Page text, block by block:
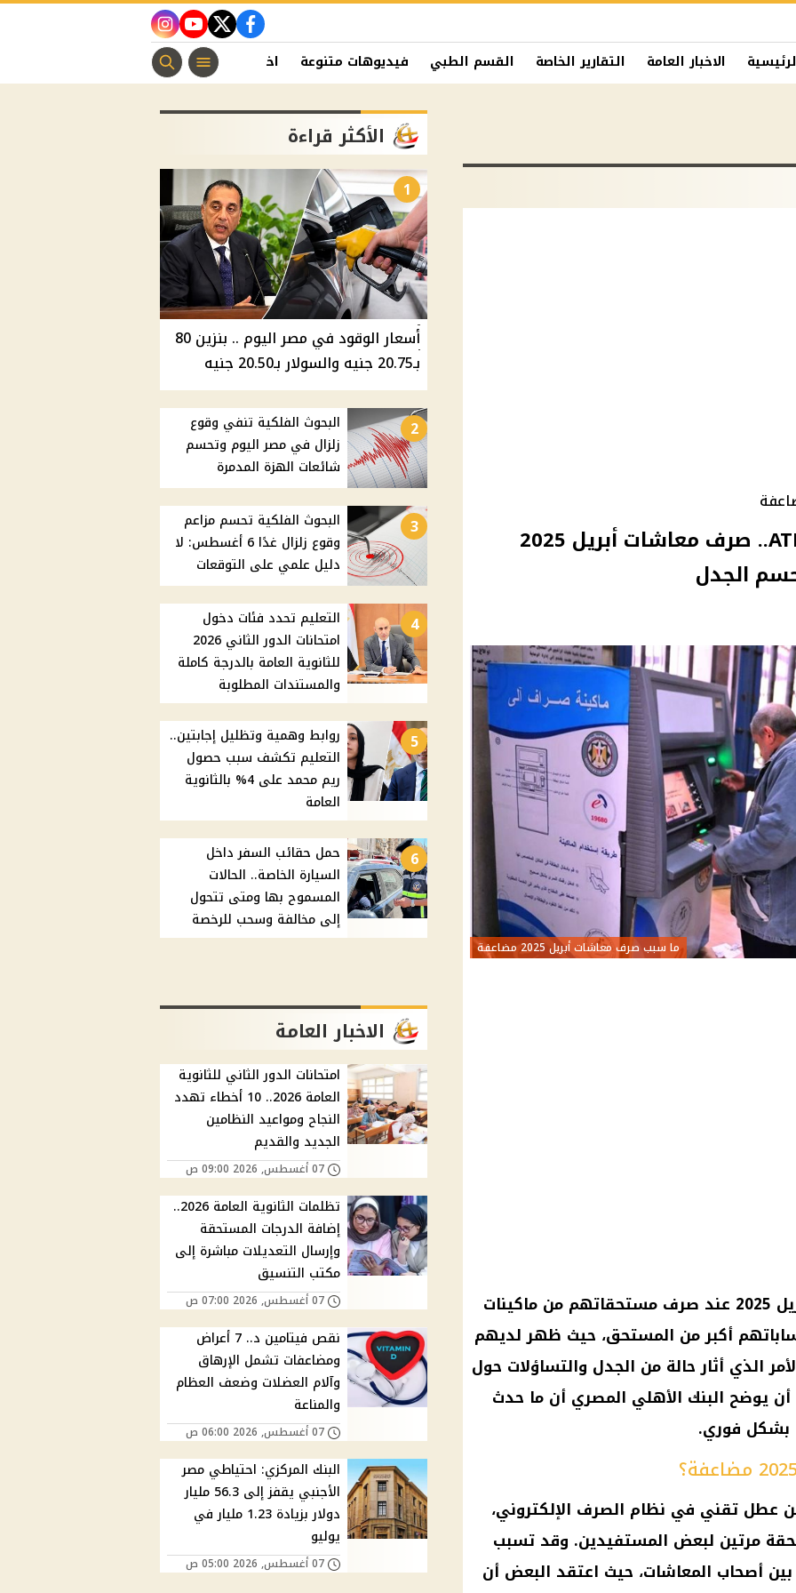
facebook
twitter
youtube
instagram
الاخبار العامة التقارير الخاصة القسم الطبي فيديوهات متنوعة اخبار الفن منوعات مسيحية
مفاجأة أمام ماكينات الـ ATM.. صرف معاشات أبريل 2025
الجدل
ما سبب صرف معاشات أبريل 2025 مضاعفة
عند صرف مستحقاتهم من ماكينات
أكبر من المستحق، حيث ظهر لديهم
الذي أثار حالة من الجدل والتساؤلات حول
أن يوضح البنك الأهلي المصري أن ما حدث
بشكل فوري.
عطل تقني في نظام الصرف الإلكتروني،
مرتين لبعض المستفيدين. وقد تسبب
أصحاب المعاشات، حيث اعتقد البعض أن
الأكثر قراءة
1
أسعار الوقود في مصر اليوم .. بنزين 80
بـ20.75 جنيه والسولار بـ20.50 جنيه
2
البحوث الفلكية تنفي وقوع
زلزال في مصر اليوم وتحسم
شائعات الهزة المدمرة
3
البحوث الفلكية تحسم مزاعم
وقوع زلزال غدًا 6 أغسطس: لا
دليل علمي على التوقعات
4
التعليم تحدد فئات دخول
امتحانات الدور الثاني 2026
للثانوية العامة بالدرجة كاملة
والمستندات المطلوبة
5
روابط وهمية وتظليل إجابتين..
التعليم تكشف سبب حصول
ريم محمد على 4% بالثانوية
العامة
6
حمل حقائب السفر داخل
السيارة الخاصة.. الحالات
المسموح بها ومتى تتحول
إلى مخالفة وسحب للرخصة
الاخبار العامة
امتحانات الدور الثاني للثانوية
العامة 2026.. 10 أخطاء تهدد
النجاح ومواعيد النظامين
الجديد والقديم
07 أغسطس, 2026 09:00 ص
تظلمات الثانوية العامة 2026..
إضافة الدرجات المستحقة
وإرسال التعديلات مباشرة إلى
مكتب التنسيق
07 أغسطس, 2026 07:00 ص
نقص فيتامين د.. 7 أعراض
ومضاعفات تشمل الإرهاق
وآلام العضلات وضعف العظام
والمناعة
07 أغسطس, 2026 06:00 ص
البنك المركزي: احتياطي مصر
الأجنبي يقفز إلى 56.3 مليار
دولار بزيادة 1.23 مليار في
يوليو
07 أغسطس, 2026 05:00 ص